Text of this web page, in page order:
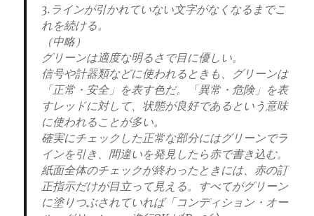
3.ラインが引かれていない文字がなくなるまでこ
れを続ける。
（中略）
グリーンは適度な明るさで目に優しい。
信号や計器類などに使われるときも、グリーンは
「正常・安全」を表す色だ。「異常・危険」を表
すレッドに対して、状態が良好であるという意味
に使われることが多い。
確実にチェックした正常な部分にはグリーンでラ
インを引き、間違いを発見したら赤で書き込む。
紙面全体のチェックが終わったときには、赤の訂
正指示だけが目立って見える。すべてがグリーン
に塗りつぶされていれば「コンディション・オー